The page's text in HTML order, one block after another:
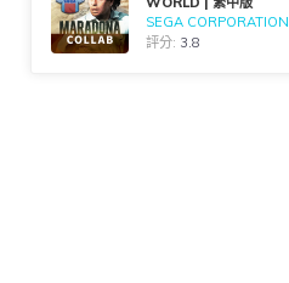
SEGA CORPORATION
評分: 3.8